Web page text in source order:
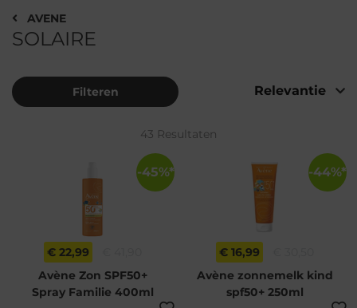
AVENE
SOLAIRE
Filteren
43 Resultaten
-45%*
€ 22,99
Avène Zon SPF50+
Spray Familie 400ml
-44%*
€ 16,99
Avène zonnemelk kind
spf50+ 250ml